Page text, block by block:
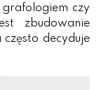
czy
zbudowanie
decyduje